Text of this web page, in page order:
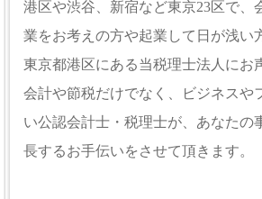
港区や渋谷、新宿など東京23区で、
業をお考えの方や起業して日が浅い
東京都港区にある当税理士法人にお
会計や節税だけでなく、ビジネスや
い公認会計士・税理士が、あなたの
長するお手伝いをさせて頂きます。